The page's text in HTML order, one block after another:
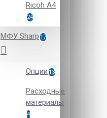
Ricoh A4
24
МФУ Sharp 17
Опции 13
Расходные
материалы
4